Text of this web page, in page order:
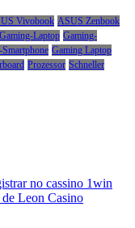
Vivobook ASUS Zenbook
Gaming-Laptop Gaming-
Gaming Laptop
Prozessor Schneller
no cassino 1win
Leon Casino